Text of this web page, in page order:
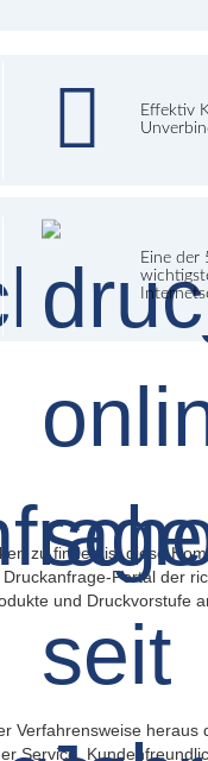
Effektiv
Eine der
zu finden ist diese
Portal der
und Druckvorstufe
Verfahrensweise heraus
Service,